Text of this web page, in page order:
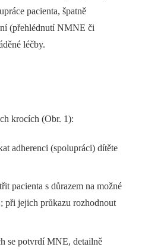
pacienta, špatně
(přehlédnutí NMNE či
léčby.
krocích (Obr. 1):
adherenci (spolupráci) dítěte
pacienta s důrazem na možné
jejich průkazu rozhodnout
se potvrdí MNE, detailně